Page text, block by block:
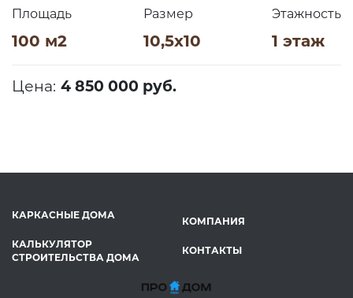
Площадь
100 м2
Размер
10,5х10
Этажность
1 этаж
Цена: 4 850 000 руб.
КАРКАСНЫЕ ДОМА
КАЛЬКУЛЯТОР
СТРОИТЕЛЬСТВА ДОМА
КОМПАНИЯ
КОНТАКТЫ